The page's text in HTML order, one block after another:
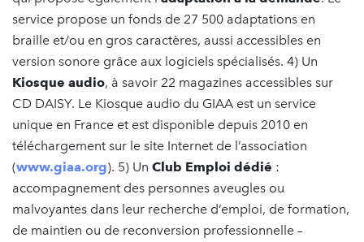
service propose un fonds de 27 500 adaptations en
braille et/ou en gros caractères, aussi accessibles en
version sonore grâce aux logiciels spécialisés. 4) Un
Kiosque audio, à savoir 22 magazines accessibles sur
CD DAISY. Le Kiosque audio du GIAA est un service
unique en France et est disponible depuis 2010 en
téléchargement sur le site Internet de l’association
(www.giaa.org). 5) Un Club Emploi dédié :
accompagnement des personnes aveugles ou
malvoyantes dans leur recherche d’emploi, de formation,
de maintien ou de reconversion professionnelle –